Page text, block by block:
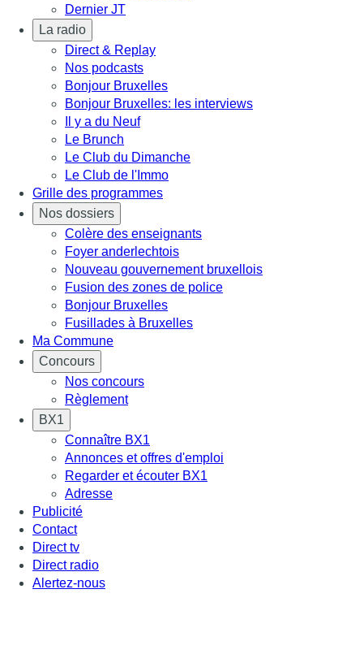
Dernier JT
La radio
Direct & Replay
Nos podcasts
Bonjour Bruxelles
Bonjour Bruxelles: les interviews
Il y a du Neuf
Le Brunch
Le Club du Dimanche
Le Club de l'Immo
Grille des programmes
Nos dossiers
Colère des enseignants
Foyer anderlechtois
Nouveau gouvernement bruxellois
Fusion des zones de police
Bonjour Bruxelles
Fusillades à Bruxelles
Ma Commune
Concours
Nos concours
Règlement
BX1
Connaître BX1
Annonces et offres d'emploi
Regarder et écouter BX1
Adresse
Publicité
Contact
Direct tv
Direct radio
Alertez-nous